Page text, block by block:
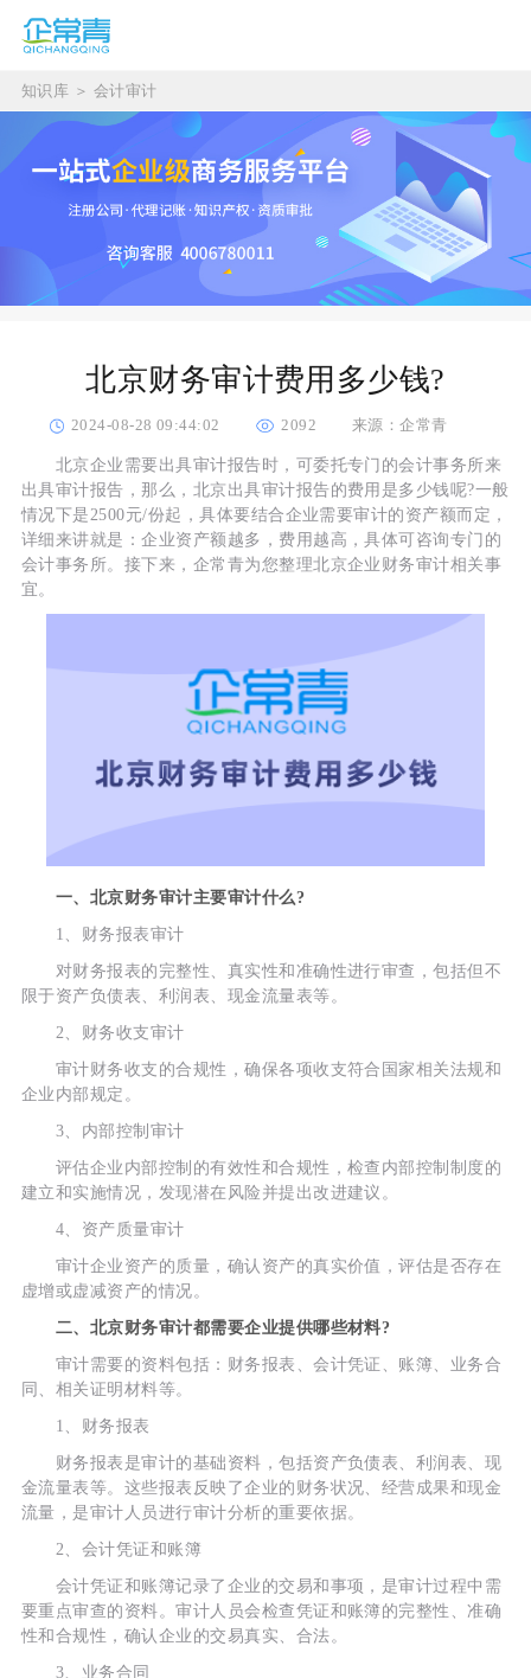
知识库 ＞ 会计审计
北京财务审计费用多少钱?
2024-08-28 09:44:02 2092 来源：企常青
北京企业需要出具审计报告时，可委托专门的会计事务所来
出具审计报告，那么，北京出具审计报告的费用是多少钱呢?一般
情况下是2500元/份起，具体要结合企业需要审计的资产额而定，
详细来讲就是：企业资产额越多，费用越高，具体可咨询专门的
会计事务所。接下来，企常青为您整理北京企业财务审计相关事
宜。
一、北京财务审计主要审计什么?
1、财务报表审计
对财务报表的完整性、真实性和准确性进行审查，包括但不
限于资产负债表、利润表、现金流量表等。
2、财务收支审计
审计财务收支的合规性，确保各项收支符合国家相关法规和
企业内部规定。
3、内部控制审计
评估企业内部控制的有效性和合规性，检查内部控制制度的
建立和实施情况，发现潜在风险并提出改进建议。
4、资产质量审计
审计企业资产的质量，确认资产的真实价值，评估是否存在
虚增或虚减资产的情况。
二、北京财务审计都需要企业提供哪些材料?
审计需要的资料包括：财务报表、会计凭证、账簿、业务合
同、相关证明材料等。
1、财务报表
财务报表是审计的基础资料，包括资产负债表、利润表、现
金流量表等。这些报表反映了企业的财务状况、经营成果和现金
流量，是审计人员进行审计分析的重要依据。
2、会计凭证和账簿
会计凭证和账簿记录了企业的交易和事项，是审计过程中需
要重点审查的资料。审计人员会检查凭证和账簿的完整性、准确
性和合规性，确认企业的交易真实、合法。
3、业务合同